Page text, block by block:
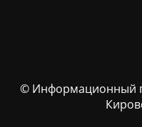
© Информационный